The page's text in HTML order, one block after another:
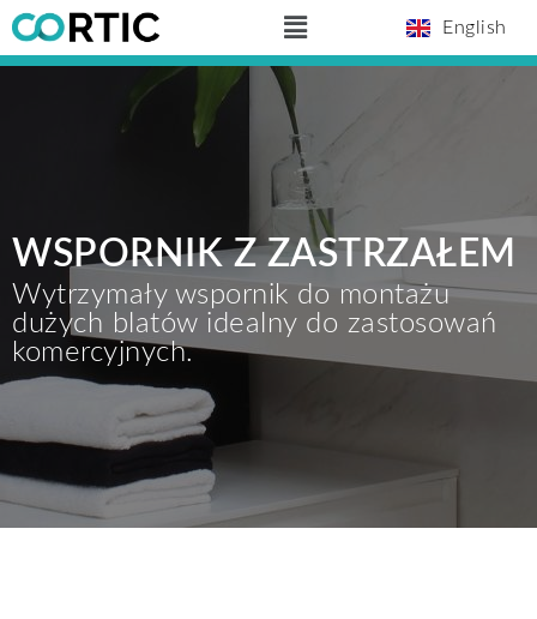
Skip
to
content
Main
Menu
English
WSPORNIK Z ZASTRZAŁEM
Wytrzymały wspornik do montażu
dużych blatów idealny do zastosowań
komercyjnych.